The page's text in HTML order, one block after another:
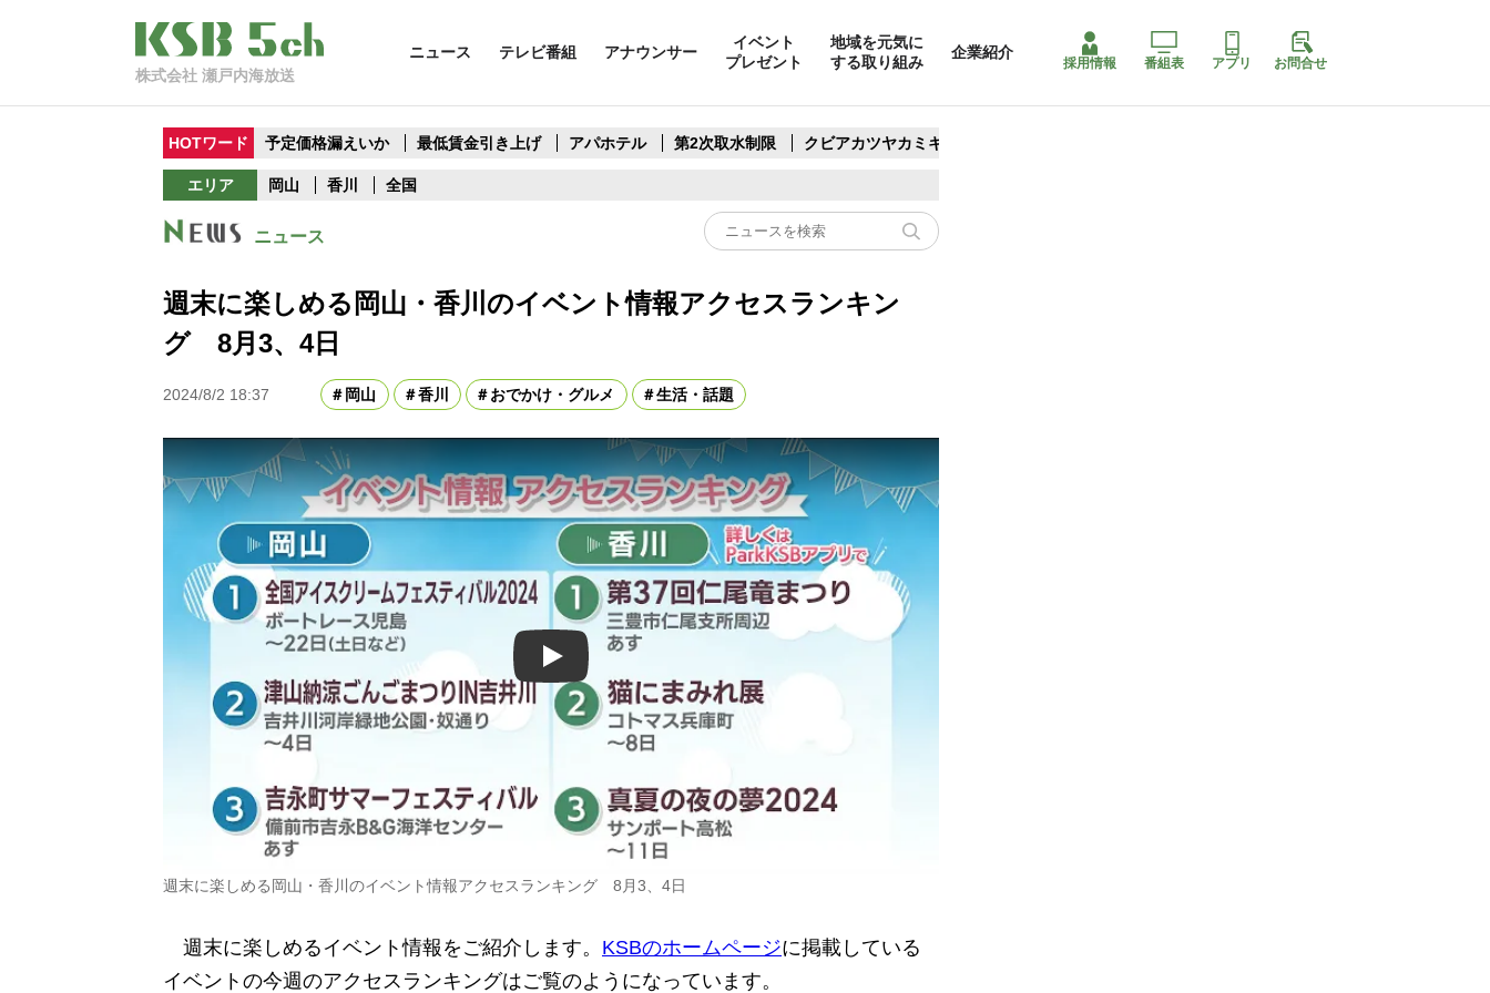
株式会社 瀬戸内海放送
ニュース テレビ番組 アナウンサー
イベント
プレゼント
地域を元気に
する取り組み
企業紹介
採用情報 番組表 アプリ お問合せ
HOTワード 予定価格漏えいか 最低賃金引き上げ アパホテル 第2次取水制限 クビアカツヤカミキリ
エリア 岡山 香川 全国
ニュース
週末に楽しめる岡山・香川のイベント情報アクセスランキン
グ 8月3、4日
2024/8/2 18:37 岡山 香川 おでかけ・グルメ 生活・話題
Play
週末に楽しめる岡山・香川のイベント情報アクセスランキング 8月3、4日
週末に楽しめるイベント情報をご紹介します。 KSBのホームページに掲載している
イベントの今週のアクセスランキングはご覧のようになっています。